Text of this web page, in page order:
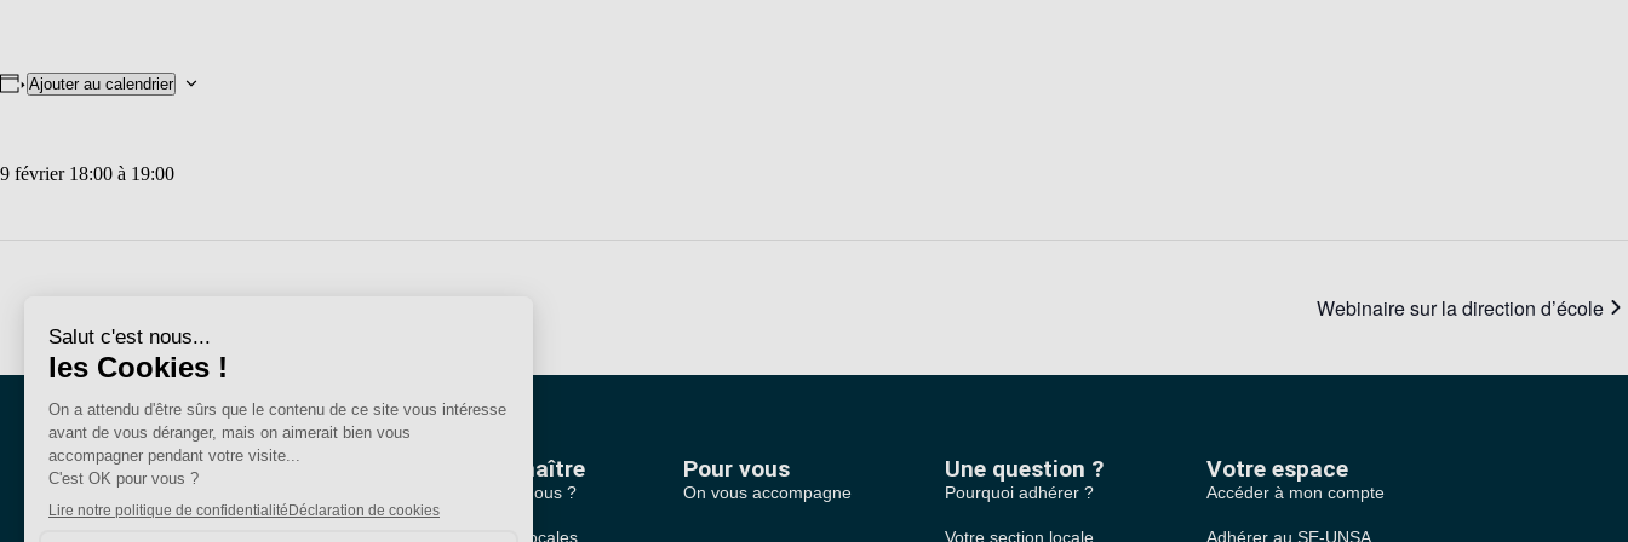
Ajouter au calendrier
9 février 18:00 à 19:00
Webinaire sur la direction d’école
Nous connaître
Qui sommes-nous ?
Nos sections locales
Pour vous
On vous accompagne
Une question ?
Pourquoi adhérer ?
Votre section locale
Votre espace
Accéder à mon compte
Adhérer au SE-UNSA